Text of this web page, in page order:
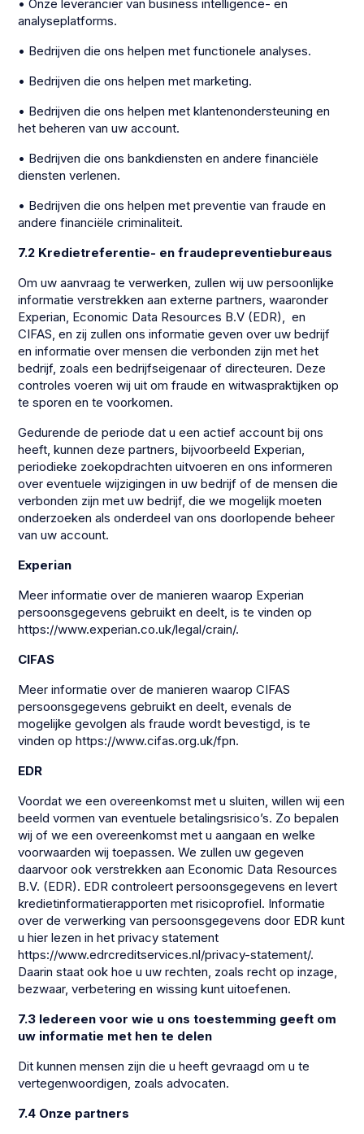
• Onze leverancier van business intelligence- en
analyseplatforms.
• Bedrijven die ons helpen met functionele analyses.
• Bedrijven die ons helpen met marketing.
• Bedrijven die ons helpen met klantenondersteuning en
het beheren van uw account.
• Bedrijven die ons bankdiensten en andere financiële
diensten verlenen.
• Bedrijven die ons helpen met preventie van fraude en
andere financiële criminaliteit.
7.2 Kredietreferentie- en fraudepreventiebureaus
Om uw aanvraag te verwerken, zullen wij uw persoonlijke
informatie verstrekken aan externe partners, waaronder
Experian, Economic Data Resources B.V (EDR), en
CIFAS, en zij zullen ons informatie geven over uw bedrijf
en informatie over mensen die verbonden zijn met het
bedrijf, zoals een bedrijfseigenaar of directeuren. Deze
controles voeren wij uit om fraude en witwaspraktijken op
te sporen en te voorkomen.
Gedurende de periode dat u een actief account bij ons
heeft, kunnen deze partners, bijvoorbeeld Experian,
periodieke zoekopdrachten uitvoeren en ons informeren
over eventuele wijzigingen in uw bedrijf of de mensen die
verbonden zijn met uw bedrijf, die we mogelijk moeten
onderzoeken als onderdeel van ons doorlopende beheer
van uw account.
Experian
Meer informatie over de manieren waarop Experian
persoonsgegevens gebruikt en deelt, is te vinden op
https://www.experian.co.uk/legal/crain/.
CIFAS
Meer informatie over de manieren waarop CIFAS
persoonsgegevens gebruikt en deelt, evenals de
mogelijke gevolgen als fraude wordt bevestigd, is te
vinden op https://www.cifas.org.uk/fpn.
EDR
Voordat we een overeenkomst met u sluiten, willen wij een
beeld vormen van eventuele betalingsrisico’s. Zo bepalen
wij of we een overeenkomst met u aangaan en welke
voorwaarden wij toepassen. We zullen uw gegeven
daarvoor ook verstrekken aan Economic Data Resources
B.V. (EDR). EDR controleert persoonsgegevens en levert
kredietinformatierapporten met risicoprofiel. Informatie
over de verwerking van persoonsgegevens door EDR kunt
u hier lezen in het privacy statement
https://www.edrcreditservices.nl/privacy-statement/.
Daarin staat ook hoe u uw rechten, zoals recht op inzage,
bezwaar, verbetering en wissing kunt uitoefenen.
7.3 Iedereen voor wie u ons toestemming geeft om
uw informatie met hen te delen
Dit kunnen mensen zijn die u heeft gevraagd om u te
vertegenwoordigen, zoals advocaten.
7.4 Onze partners